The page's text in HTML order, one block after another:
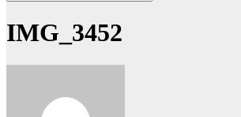
IMG_3452